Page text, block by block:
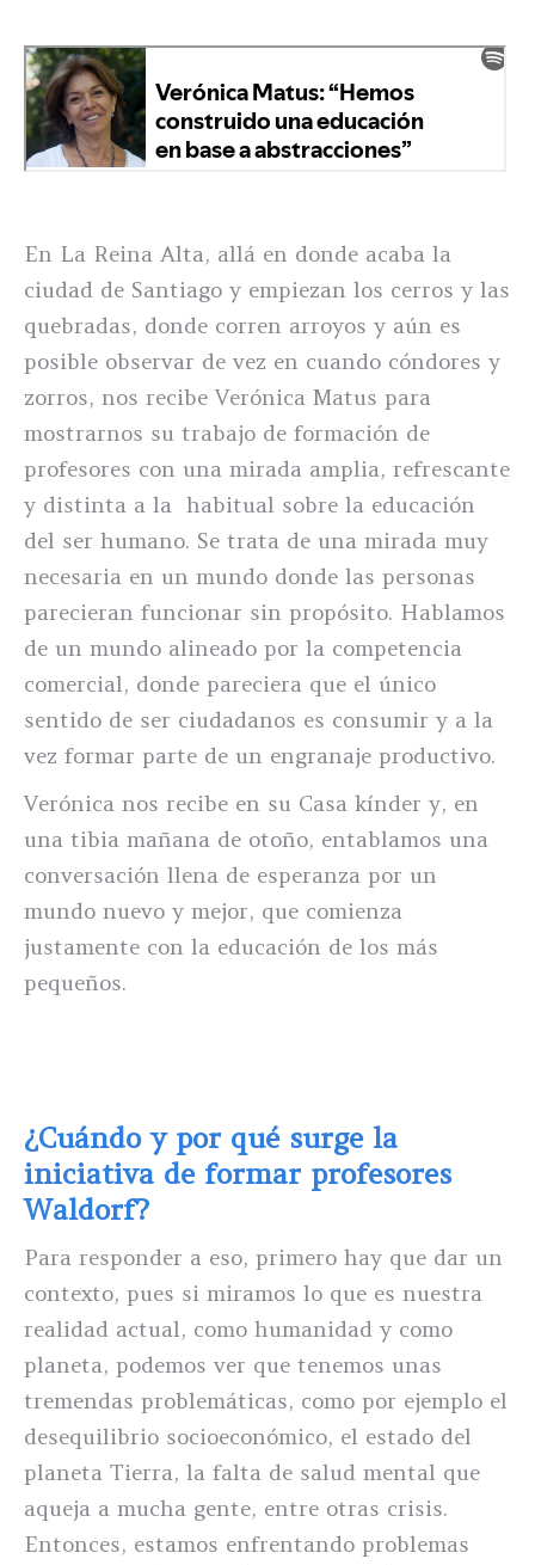
En La Reina Alta, allá en donde acaba la
ciudad de Santiago y empiezan los cerros y las
quebradas, donde corren arroyos y aún es
posible observar de vez en cuando cóndores y
zorros, nos recibe Verónica Matus para
mostrarnos su trabajo de formación de
profesores con una mirada amplia, refrescante
y distinta a la habitual sobre la educación
del ser humano. Se trata de una mirada muy
necesaria en un mundo donde las personas
parecieran funcionar sin propósito. Hablamos
de un mundo alineado por la competencia
comercial, donde pareciera que el único
sentido de ser ciudadanos es consumir y a la
vez formar parte de un engranaje productivo.
Verónica nos recibe en su Casa kínder y, en
una tibia mañana de otoño, entablamos una
conversación llena de esperanza por un
mundo nuevo y mejor, que comienza
justamente con la educación de los más
pequeños.
¿Cuándo y por qué surge la
iniciativa de formar profesores
Waldorf?
Para responder a eso, primero hay que dar un
contexto, pues si miramos lo que es nuestra
realidad actual, como humanidad y como
planeta, podemos ver que tenemos unas
tremendas problemáticas, como por ejemplo el
desequilibrio socioeconómico, el estado del
planeta Tierra, la falta de salud mental que
aqueja a mucha gente, entre otras crisis.
Entonces, estamos enfrentando problemas